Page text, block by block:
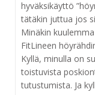
hyväksikäyttö
tätäkin juttua jos
Minäkin
FitLineen
Kyllä, minulla on
toistuvista
tutustumista. Ja